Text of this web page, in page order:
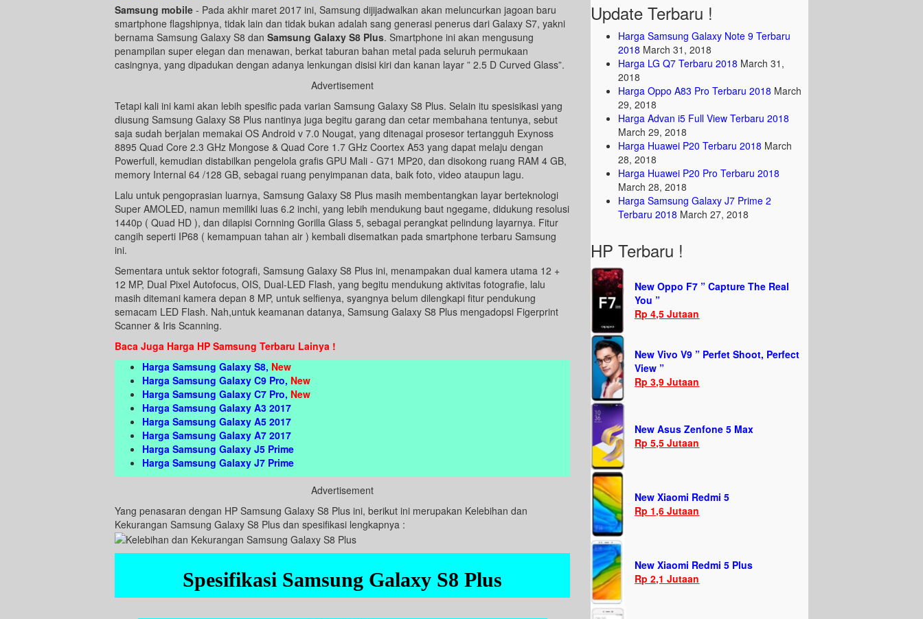
Samsung mobile - Pada akhir maret 2017 ini, Samsung dijijadwalkan akan meluncurkan jagoan baru
smartphone flagshipnya, tidak lain dan tidak bukan adalah sang generasi penerus dari Galaxy S7, yakni
bernama Samsung Galaxy S8 dan Samsung Galaxy S8 Plus. Smartphone ini akan mengusung
penampilan super elegan dan menawan, berkat taburan bahan metal pada seluruh permukaan
casingnya, yang dipadukan dengan adanya lenkungan disisi kiri dan kanan layar ” 2.5 D Curved Glass”.
Advertisement
Tetapi kali ini kami akan lebih spesific pada varian Samsung Galaxy S8 Plus. Selain itu spesisikasi yang
diusung Samsung Galaxy S8 Plus nantinya juga begitu garang dan cetar membahana tentunya, sebut
saja sudah berjalan memakai OS Android v 7.0 Nougat, yang ditenagai prosesor tertangguh Exynoss
8895 Quad Core 2.3 GHz Mongose & Quad Core 1.7 GHz Coortex A53 yang dapat melaju dengan
Powerfull, kemudian distabilkan pengelola grafis GPU Mali - G71 MP20, dan disokong ruang RAM 4 GB,
memory Internal 64 /128 GB, sebagai ruang penyimpanan data, baik foto, video ataupun lagu.
Lalu untuk pengoprasian luarnya, Samsung Galaxy S8 Plus masih membentangkan layar berteknologi
Super AMOLED, namun memiliki luas 6.2 inchi, yang lebih mendukung baut ngegame, didukung resolusi
1440p ( Quad HD ), dan dilapisi Cornning Gorilla Glass 5, sebagai perangkat pelindung layarnya. Fitur
cangih seperti IP68 ( kemampuan tahan air ) kembali disematkan pada smartphone terbaru Samsung
ini.
Sementara untuk sektor fotografi, Samsung Galaxy S8 Plus ini, menampakan dual kamera utama 12 +
12 MP, Dual Pixel Autofocus, OIS, Dual-LED Flash, yang begitu mendukung aktivitas fotografie, lalu
masih ditemani kamera depan 8 MP, untuk selfienya, syangnya belum dilengkapi fitur pendukung
semacam LED Flash. Nah,untuk keamanan datanya, Samsung Galaxy S8 Plus mengadopsi Figerprint
Scanner & Iris Scanning.
Baca Juga Harga HP Samsung Terbaru Lainya !
Harga Samsung Galaxy S8, New
Harga Samsung Galaxy C9 Pro, New
Harga Samsung Galaxy C7 Pro, New
Harga Samsung Galaxy A3 2017
Harga Samsung Galaxy A5 2017
Harga Samsung Galaxy A7 2017
Harga Samsung Galaxy J5 Prime
Harga Samsung Galaxy J7 Prime
Advertisement
Yang penasaran dengan HP Samsung Galaxy S8 Plus ini, berikut ini merupakan Kelebihan dan
Kekurangan Samsung Galaxy S8 Plus dan spesifikasi lengkapnya :
Spesifikasi Samsung Galaxy S8 Plus
Update Terbaru !
Harga Samsung Galaxy Note 9 Terbaru
2018 March 31, 2018
Harga LG Q7 Terbaru 2018 March 31,
2018
Harga Oppo A83 Pro Terbaru 2018 March
29, 2018
Harga Advan i5 Full View Terbaru 2018
March 29, 2018
Harga Huawei P20 Terbaru 2018 March
28, 2018
Harga Huawei P20 Pro Terbaru 2018
March 28, 2018
Harga Samsung Galaxy J7 Prime 2
Terbaru 2018 March 27, 2018
HP Terbaru !
New Oppo F7 ” Capture The Real
You ”
Rp 4,5 Jutaan
New Vivo V9 ” Perfet Shoot, Perfect
View ”
Rp 3,9 Jutaan
New Asus Zenfone 5 Max
Rp 5,5 Jutaan
New Xiaomi Redmi 5
Rp 1,6 Jutaan
New Xiaomi Redmi 5 Plus
Rp 2,1 Jutaan